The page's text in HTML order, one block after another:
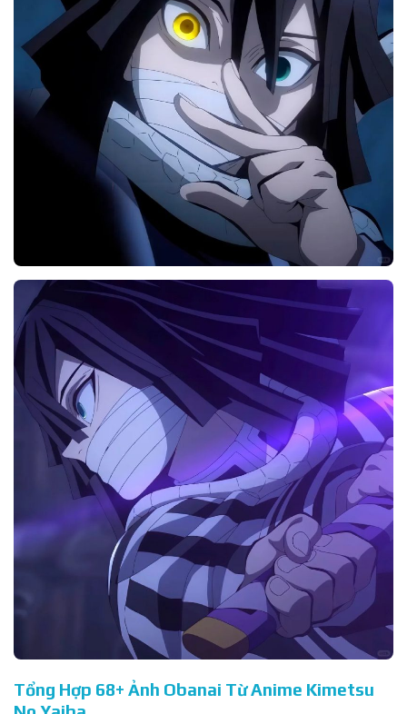
Tổng Hợp 68+ Ảnh Obanai Từ Anime Kimetsu